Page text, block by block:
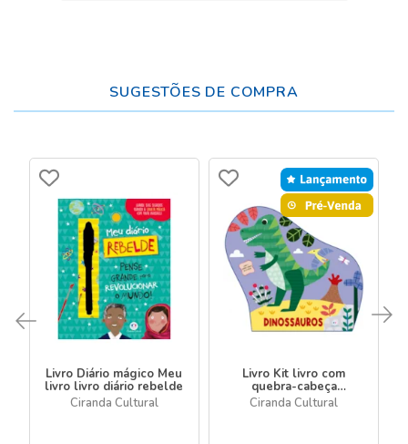
SUGESTÕES DE COMPRA
Livro Diário mágico Meu
livro livro diário rebelde
Ciranda Cultural
Livro Kit livro com
quebra-cabeça
Dinossauros - Livro com
Ciranda Cultural